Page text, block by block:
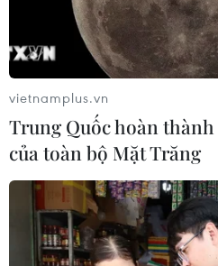
vietnamplus.vn
Trung Quốc hoàn
của toàn bộ Mặt Trăng